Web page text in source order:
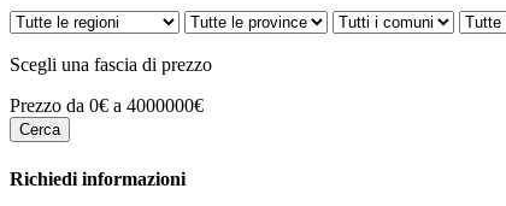
Scegli una fascia di prezzo
Prezzo da 0€ a 4000000€
Richiedi informazioni